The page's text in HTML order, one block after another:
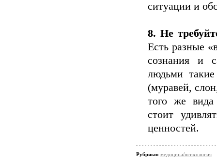
ситуации и
8. Не
Есть разные
сознания и
людьми
(муравей,
того же вида
стоит
ценностей.
Рубрики: медицина/психология